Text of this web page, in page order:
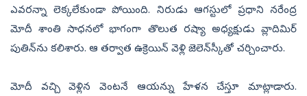
ఎవరన్నా లెక్కలేకుండా పోయింది. నిరుడు ఆగస్టులో ప్రధాని నరేంద్ర
మోదీ శాంతి సాధనలో భాగంగా తొలుత రష్యా అధ్యక్షుడు వ్లాదిమిర్‌
పుతిన్‌ను కలిశారు. ఆ తర్వాత ఉక్రెయిన్‌ వెళ్లి జెలెన్‌స్కీతో చర్చించారు.
మోదీ వచ్చి వెళ్లిన వెంటనే ఆయన్ను హేళన చేస్తూ మాట్లాడారు.